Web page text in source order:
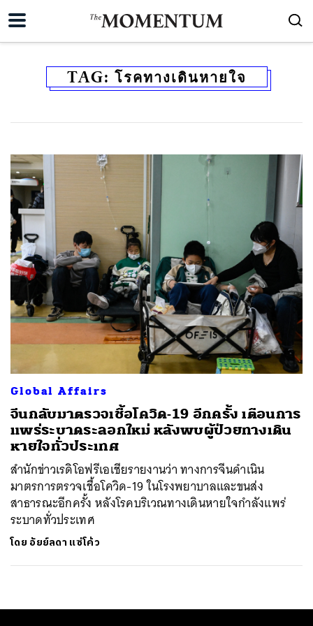
TAG: โรคทางเดินหายใจ
Global Affairs
จีนกลับมาตรวจเชื้อโควิด-19 อีกครั้ง เตือนการ
แพร่ระบาดระลอกใหม่ หลังพบผู้ป่วยทางเดิน
หายใจทั่วประเทศ
สำนักข่าวเรดิโอฟรีเอเชียรายงานว่า ทางการจีนดำเนิน
มาตรการตรวจเชื้อโควิด-19 ในโรงพยาบาลและขนส่ง
สาธารณะอีกครั้ง หลังโรคบริเวณทางเดินหายใจกำลังแพร่
ระบาดทั่วประเทศ
โดย อัยย์ลดา แซ่โค้ว
SHARE TWEET LINE EMAIL